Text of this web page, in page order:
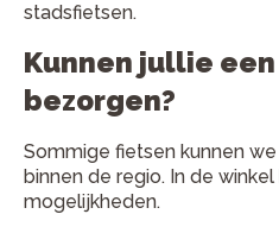
stadsfietsen.
Kunnen jullie
bezorgen?
Sommige fietsen kunnen
binnen de regio. In de
mogelijkheden.